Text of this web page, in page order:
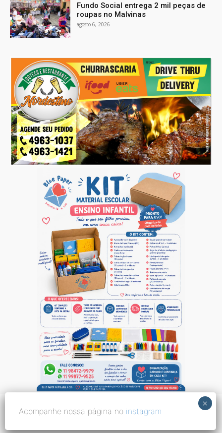
Fundo Social entrega 2 mil peças de
roupas no Malvinas
agosto 6, 2026
Acompanhe nossa página no instagram